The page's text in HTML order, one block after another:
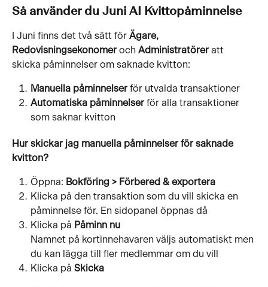
Så använder du Juni AI Kvittopåminnelse
I Juni finns det två sätt för Ägare,
Redovisningsekonomer och Administratörer att
skicka påminnelser om saknade kvitton:
Manuella påminnelser för utvalda transaktioner
Automatiska påminnelser för alla transaktioner
som saknar kvitton
Hur skickar jag manuella påminnelser för saknade
kvitton?
Öppna: Bokföring > Förbered & exportera
Klicka på den transaktion som du vill skicka en
påminnelse för. En sidopanel öppnas då
Klicka på Påminn nu
Namnet på kortinnehavaren väljs automatiskt men
du kan lägga till fler medlemmar om du vill
Klicka på Skicka